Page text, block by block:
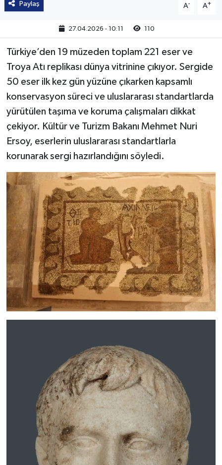
Paylaş A- A+
27.04.2026 - 10:11 110
Türkiye’den 19 müzeden toplam 221 eser ve
Troya Atı replikası dünya vitrinine çıkıyor. Sergide
50 eser ilk kez gün yüzüne çıkarken kapsamlı
konservasyon süreci ve uluslararası standartlarda
yürütülen taşıma ve koruma çalışmaları dikkat
çekiyor. Kültür ve Turizm Bakanı Mehmet Nuri
Ersoy, eserlerin uluslararası standartlarla
korunarak sergi hazırlandığını söyledi.